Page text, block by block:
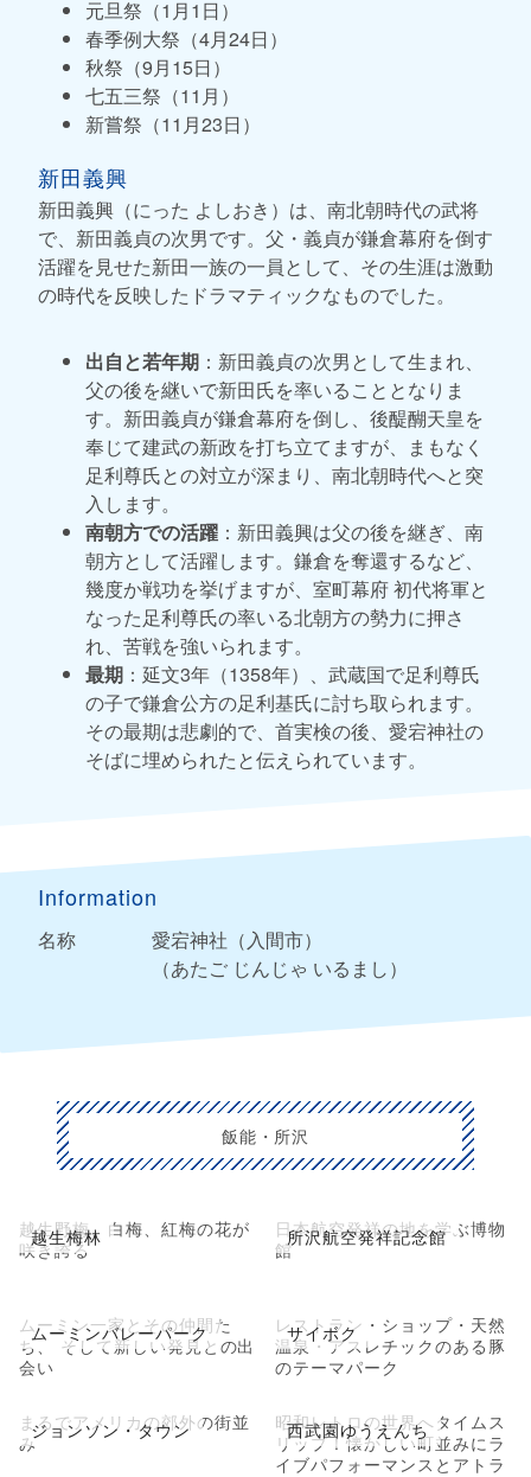
元旦祭（1月1日）
春季例大祭（4月24日）
秋祭（9月15日）
七五三祭（11月）
新嘗祭（11月23日）
新田義興
新田義興（にった よしおき）は、南北朝時代の武将
で、新田義貞の次男です。父・義貞が鎌倉幕府を倒す
活躍を見せた新田一族の一員として、その生涯は激動
の時代を反映したドラマティックなものでした。
出自と若年期 ：新田義貞の次男として生まれ、
父の後を継いで新田氏を率いることとなりま
す。新田義貞が鎌倉幕府を倒し、 後醍醐天皇を
奉じて建武の新政を打ち立てますが、
まもなく
足利尊氏との対立が深まり、 南北朝時代へと突
入します。
南朝方での活躍 ：新田義興は父の後を継ぎ、 南
朝方として活躍します。 鎌倉を奪還するなど、
幾度か戦功を挙げますが、室町幕府 初代将軍と
なった足利尊氏の率いる北朝方の勢力に押さ
れ、 苦戦を強いられます。
最期 ：延文3年（1358年）、 武蔵国で足利尊氏
の子で鎌倉公方の足利基氏に討ち取られます。
その最期は悲劇的で、 首実検の後、 愛宕神社の
そばに埋められたと伝えられています。
Information
名称
愛宕神社（入間市）
（あたご じんじゃ いるまし）
飯能・所沢
越生梅林
越生野梅、白梅、紅梅の花が
咲き誇る
所沢航空発祥記念館
日本航空発祥の地を学ぶ博物
館
ムーミンバレーパーク
ムーミン一家とその仲間た
ち、 そして新しい発見との出
会い
サイボク
レストラン・ショップ・天然
温泉・アスレチックのある豚
のテーマパーク
ジョンソン・タウン
まるでアメリカの郊外の街並
み
西武園ゆうえんち
昭和レトロの世界へタイムス
リップ！懐かしい町並みにラ
イブパフォーマンスとアトラ